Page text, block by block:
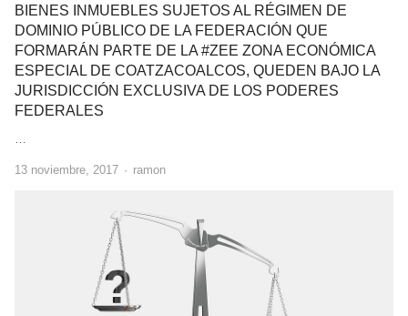
BIENES INMUEBLES SUJETOS AL RÉGIMEN DE
DOMINIO PÚBLICO DE LA FEDERACIÓN QUE
FORMARÁN PARTE DE LA #ZEE ZONA ECONÓMICA
ESPECIAL DE COATZACOALCOS, QUEDEN BAJO LA
JURISDICCIÓN EXCLUSIVA DE LOS PODERES
FEDERALES
…
13 noviembre, 2017 Author
ramon